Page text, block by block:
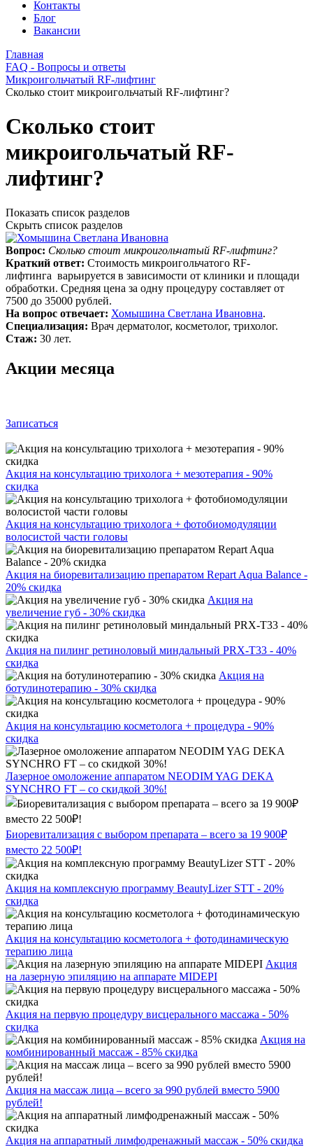
Контакты
Блог
Вакансии
Главная
FAQ - Вопросы и ответы
Микроигольчатый RF-лифтинг
Сколько стоит микроигольчатый RF-лифтинг?
Сколько стоит
микроигольчатый RF-
лифтинг?
Показать список разделов
Скрыть список разделов
Вопрос: Сколько стоит микроигольчатый RF-лифтинг?
Краткий ответ: Стоимость микроигольчатого RF-
лифтинга варьируется в зависимости от клиники и площади
обработки. Средняя цена за одну процедуру составляет от
7500 до 35000 рублей.
На вопрос отвечает: Хомышина Светлана Ивановна.
Специализация: Врач дерматолог, косметолог, трихолог.
Стаж: 30 лет.
Акции месяца
Записаться
Акция на консультацию трихолога + мезотерапия - 90%
скидка
Акция на консультацию трихолога + фотобиомодуляции
волосистой части головы
Акция на биоревитализацию препаратом Repart Aqua Balance -
20% скидка
Акция на
увеличение губ - 30% скидка
Акция на пилинг ретиноловый миндальный PRX-T33 - 40%
скидка
Акция на
ботулинотерапию - 30% скидка
Акция на консультацию косметолога + процедура - 90%
скидка
Лазерное омоложение аппаратом NEODIM YAG DEKA
SYNCHRO FT – со скидкой 30%!
Биоревитализация с выбором препарата – всего за 19 900₽
вместо 22 500₽!
Акция на комплексную программу BeautyLizer STT - 20%
скидка
Акция на консультацию косметолога + фотодинамическую
терапию лица
Акция
на лазерную эпиляцию на аппарате MIDEPI
Акция на первую процедуру висцерального массажа - 50%
скидка
Акция на
комбинированный массаж - 85% скидка
Акция на массаж лица – всего за 990 рублей вместо 5900
рублей!
Акция на аппаратный лимфодренажный массаж - 50% скидка